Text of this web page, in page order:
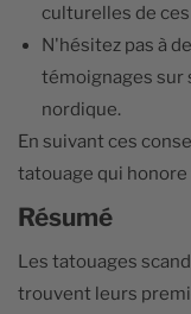
culturelles de
N'hésitez pas à
témoignages sur
nordique.
En suivant ces
tatouage qui
Résumé
Les tatouages
trouvent leurs